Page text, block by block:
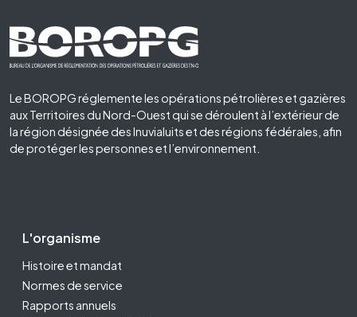
Footer First
Le BOROPG réglemente les opérations pétrolières et gazières
aux Territoires du Nord-Ouest qui se déroulent à l’extérieur de
la région désignée des Inuvialuits et des régions fédérales, afin
de protéger les personnes et l’environnement.
Footer Second
L'organisme
Histoire et mandat
Normes de service
Rapports annuels